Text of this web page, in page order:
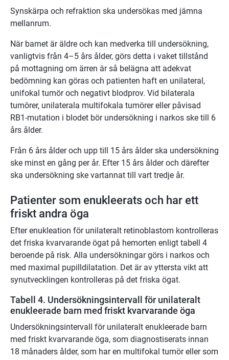
Synskärpa och refraktion ska undersökas med jämna
mellanrum.
När barnet är äldre och kan medverka till undersökning,
vanligtvis från 4–5 års ålder, görs detta i vaket tillstånd
på mottagning om ärren är så belägna att adekvat
bedömning kan göras och patienten haft en unilateral,
unifokal tumör och negativt blodprov. Vid bilaterala
tumörer, unilaterala multifokala tumörer eller påvisad
RB1-mutation i blodet bör undersökning i narkos ske till 6
års ålder.
Från 6 års ålder och upp till 15 års ålder ska undersökning
ske minst en gång per år. Efter 15 års ålder och därefter
ska undersökning ske vartannat till vart tredje år.
Patienter som enukleerats och har ett
friskt andra öga
Efter enukleation för unilateralt retinoblastom kontrolleras
det friska kvarvarande ögat på hemorten enligt tabell 4
beroende på risk. Alla undersökningar görs i narkos och
med maximal pupilldilatation. Det är av yttersta vikt att
synutvecklingen kontrolleras på det friska ögat.
Tabell 4. Undersökningsintervall för unilateralt
enukleerade barn med friskt kvarvarande öga
Undersökningsintervall för unilateralt enukleerade barn
med friskt kvarvarande öga, som diagnostiserats innan
18 månaders ålder, som har en multifokal tumör eller som